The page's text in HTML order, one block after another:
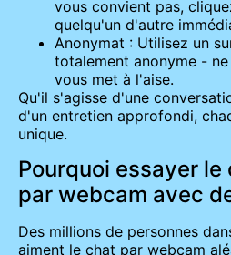
vous convient pas,
quelqu'un d'autre
Anonymat : Utilisez un
totalement anonyme -
vous met à l'aise.
Qu'il s'agisse d'une
d'un entretien approfondi,
unique.
Pourquoi essayer
par webcam avec
Des millions de personnes
aiment le chat par webcam